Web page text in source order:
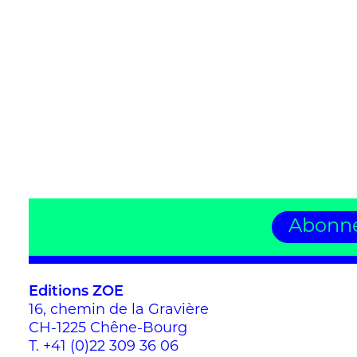
Editions ZOE
16, chemin de la Gravière
CH-1225 Chêne-Bourg
T. +41 (0)22 309 36 06